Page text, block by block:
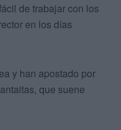
de trabajar con los
en los días
y han apostado por
que suene